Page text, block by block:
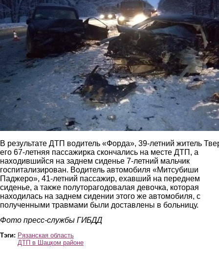
В результате ДТП водитель «Форда», 39-летний житель
его 67-летняя пассажирка скончались на месте ДТП, а
находившийся на заднем сиденье 7-летний мальчик
госпитализирован. Водитель автомобиля «Митсубиши
Паджеро», 41-летний пассажир, ехавший на переднем
сиденье, а также полуторагодовалая девочка, которая
находилась на заднем сидении этого же автомобиля, с
полученными травмами были доставлены в больницу.
Фото пресс-службы ГИБДД
Тэги: Рязанская область
ДТП в Шацком районе